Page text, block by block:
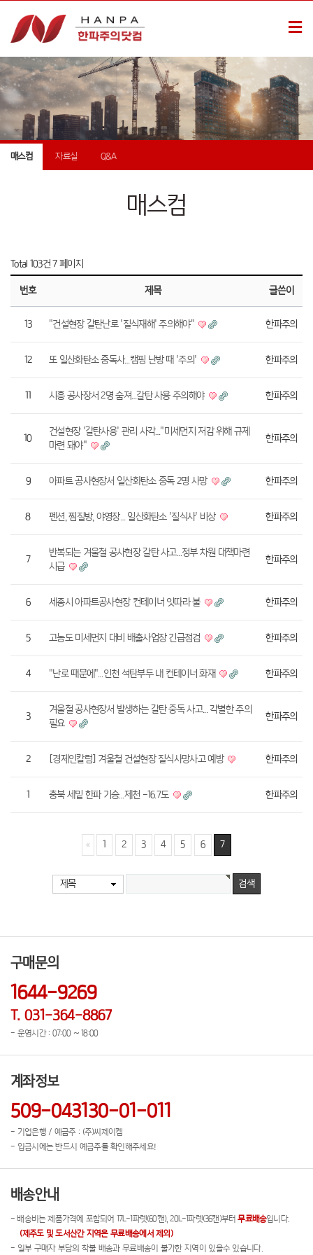
매스컴 자료실 Q&A
매스컴
Total 103건7 페이지
번호 제목 글쓴이
13 "건설현장 갈탄난로 '질식재해' 주의해야" 한파주의
12 또 일산화탄소 중독사…캠핑 난방 때 '주의' 한파주의
11 시흥 공사장서 2명 숨져…갈탄 사용 주의해야 한파주의
10
건설현장 '갈탄사용' 관리 사각…"미세먼지 저감 위해 규제
마련 돼야"
한파주의
9 아파트 공사현장서 일산화탄소 중독 2명 사망 한파주의
8 펜션, 찜질방, 야영장… 일산화탄소 '질식사' 비상 한파주의
7
반복되는 겨울철 공사현장 갈탄 사고…정부 차원 대책마련
시급
한파주의
6 세종시 아파트공사현장 컨테이너 잇따라 불 한파주의
5 고농도 미세먼지 대비 배출사업장 긴급점검 한파주의
4 "난로 때문에"…인천 석탄부두 내 컨테이너 화재 한파주의
3
겨울철 공사현장서 발생하는 갈탄 중독 사고... 각별한 주의
필요
한파주의
2 [경제인칼럼] 겨울철 건설현장 질식사망사고 예방 한파주의
1 충북 세밑 한파 기승…제천 -16.7도 한파주의
1 2 3 4 5 6 7
제목
구매문의
1644-9269
T. 031-364-8867
- 운영시간 : 07:00 ~ 18:00
계좌정보
509-043130-01-011
- 기업은행 / 예금주 : (주)씨제이켐
- 입금시에는 반드시 예금주를 확인해주세요!
배송안내
- 배송비는 제품가격에 포함되어 17L-1파렛(60캔), 20L-1파렛(36캔)부터무료배송입니다.
(제주도 및 도서산간 지역은 무료배송에서 제외)
- 일부 구매자 부담의 착불 배송과 무료배송이 불가한 지역이 있을수 있습니다.